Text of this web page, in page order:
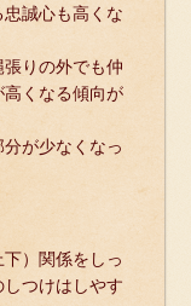
誠心も高くな
りの外でも仲
くなる傾向が
が少なくなっ
）関係をしっ
つけはしやす